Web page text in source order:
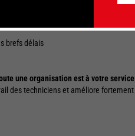
brefs délais
une organisation est à votre service
des techniciens et améliore